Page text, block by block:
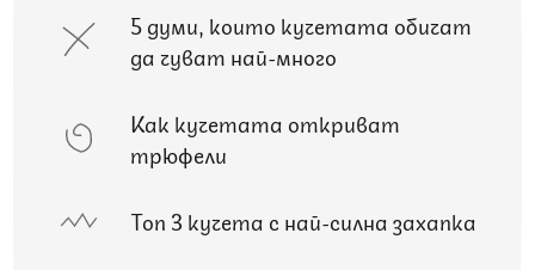
5 думи, които кучетата обичат
да чуват най-много
Как кучетата откриват
трюфели
Топ 3 кучета с най-силна захапка